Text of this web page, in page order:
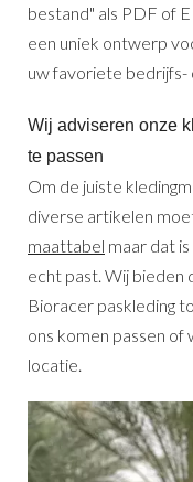
bestand" als PDF of
een uniek ontwerp
uw favoriete bedrijfs-
Wij adviseren onze
te passen
Om de juiste
diverse artikelen
maattabel maar dat
echt past. Wij bieden
Bioracer paskleding
ons komen passen of
locatie.